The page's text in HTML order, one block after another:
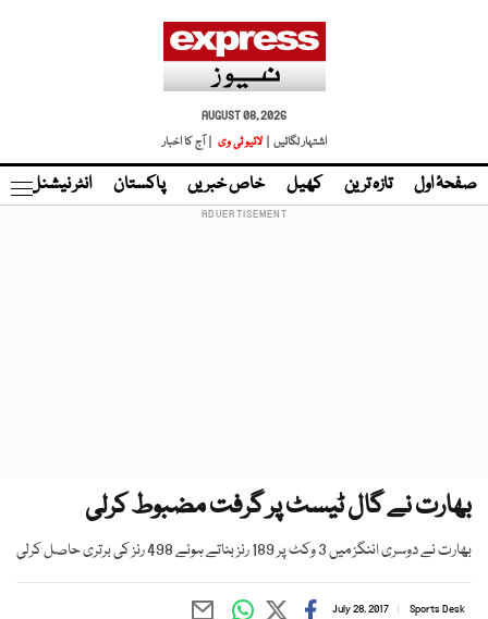
AUGUST 08, 2026
اشتہار لگائیں |
لائیو ٹی وی | آج کا اخبار
صفحۂ اول تازہ ترین کھیل خاص خبریں پاکستان انٹر نیشنل
بھارت نے گال ٹیسٹ پر گرفت مضبوط کرلی
بھارت نے دوسری اننگز میں 3 وکٹ پر 189 رنز بناتے ہوئے 498 رنز کی برتری حاصل کرلی
Sports Desk
July 28, 2017